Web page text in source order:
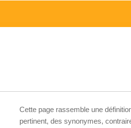
Cette page rassemble une
pertinent, des synonymes,